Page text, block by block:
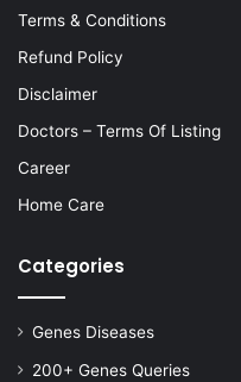
Terms & Conditions
Refund Policy
Disclaimer
Doctors – Terms Of Listing
Career
Home Care
Categories
Genes Diseases
200+ Genes Queries